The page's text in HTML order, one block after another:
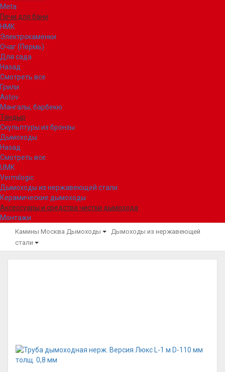
Meta
Печи для бани
НМК
Электрокаменки
Очаг (Пермь)
Для сада
Назад
Смотреть все
Грили
Astov
Мангалы, барбекю
Тандыр
Скульптуры из бронзы
Дымоходы
Назад
Смотреть все
UMK
Vermilogic
Дымоходы из нержавеющей стали
Керамические дымоходы
Аксессуары и средства чистки дымохода
Монтажи
Камины Москва Дымоходы
Дымоходы из нержавеющей
стали